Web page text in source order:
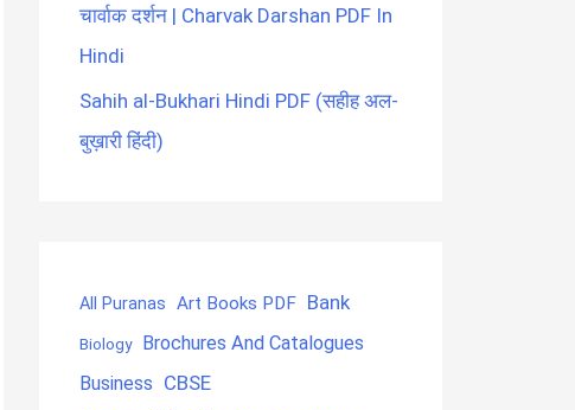
चार्वाक दर्शन | Charvak Darshan PDF In
Hindi
Sahih al-Bukhari Hindi PDF (सहीह अल-
बुख़ारी हिंदी)
All Puranas Art Books PDF Bank
Biology
Brochures And Catalogues
Business CBSE